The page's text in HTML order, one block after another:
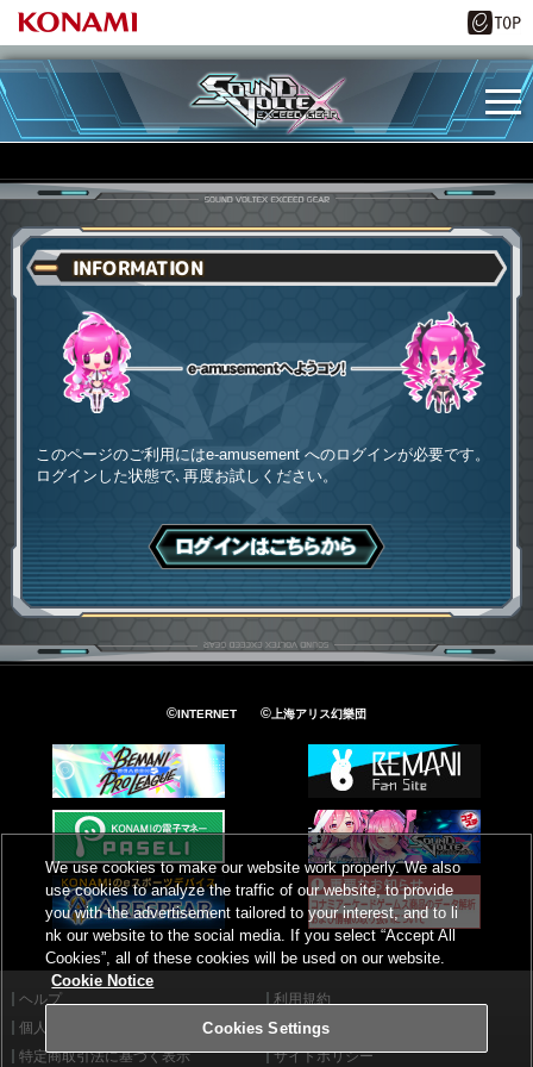
INFORMATION
このページのご利用にはe-amusement へのログインが必要です。
ログインした状態で､再度お試しください。
ログインはこちら
©INTERNET ©上海アリス幻樂団
ヘルプ
利用規約
個人情報等保護方針
外部送信について
特定商取引法に基づく表示
サイトポリシー
We use cookies to make our website work properly. We also
use cookies to analyze the traffic of our website, to provide
you with the advertisement tailored to your interest, and to li
nk our website to the social media. If you select “Accept All
Cookies”, all of these cookies will be used on our website.
Cookie Notice
Cookies Settings